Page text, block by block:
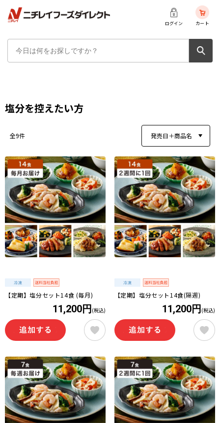
ログイン カート
塩分を控えたい方
発売日＋商品名
全9件
【定期】塩分セット14食 (毎月)
11,200円 (税込)
【定期】塩分セット14食(隔週)
11,200円 (税込)